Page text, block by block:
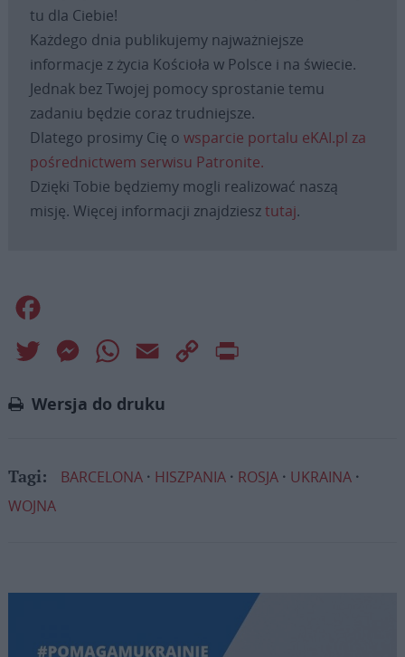
tu dla Ciebie!
Każdego dnia publikujemy najważniejsze
informacje z życia Kościoła w Polsce i na świecie.
Jednak bez Twojej pomocy sprostanie temu
zadaniu będzie coraz trudniejsze.
Dlatego prosimy Cię o wsparcie portalu eKAI.pl za
pośrednictwem serwisu Patronite.
Dzięki Tobie będziemy mogli realizować naszą
misję. Więcej informacji znajdziesztutaj.
Twitter MessengerWhatsApp
Email
Copy
Wersja do druku
Tagi: BARCELONA HISZPANIA ROSJA
UKRAINA
WOJNA